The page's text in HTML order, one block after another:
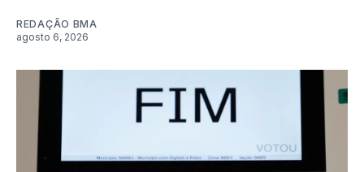
REDAÇÃO BMA
agosto 6, 2026